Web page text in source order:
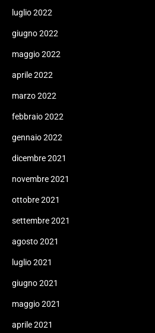
luglio 2022
giugno 2022
maggio 2022
aprile 2022
marzo 2022
febbraio 2022
gennaio 2022
dicembre 2021
novembre 2021
ottobre 2021
settembre 2021
agosto 2021
luglio 2021
giugno 2021
maggio 2021
aprile 2021